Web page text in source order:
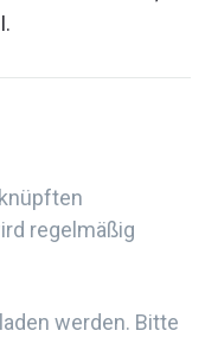
regelmäßig
werden. Bitte